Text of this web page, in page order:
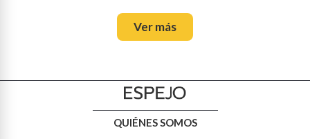
Ver más
QUIÉNES SOMOS